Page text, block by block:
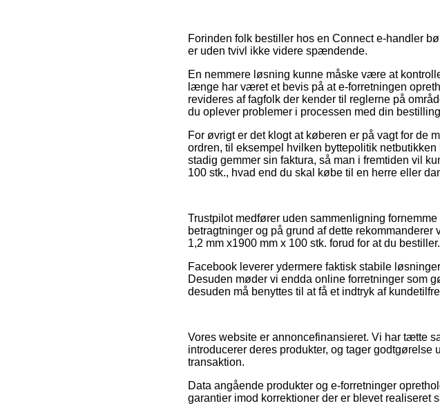
Forinden folk bestiller hos en Connect e-handler
er uden tvivl ikke videre spændende.
En nemmere løsning kunne måske være at
længe har været et bevis på at e-forretningen
revideres af fagfolk der kender til reglerne på
du oplever problemer i processen med din
For øvrigt er det klogt at køberen er på vagt for de
ordren, til eksempel hvilken byttepolitik
stadig gemmer sin faktura, så man i fremtiden vil
100 stk., hvad end du skal købe til en herre eller
Trustpilot medfører uden sammenligning
betragtninger og på grund af dette
1,2 mm x1900 mm x 100 stk. forud for at du bestiller.
Facebook leverer ydermere faktisk stabile
Desuden møder vi endda online forretninger som
desuden må benyttes til at få et indtryk af
Vores website er annoncefinansieret. Vi har tætte
introducerer deres produkter, og tager
transaktion.
Data angående produkter og e-forretninger
garantier imod korrektioner der er blevet realiseret